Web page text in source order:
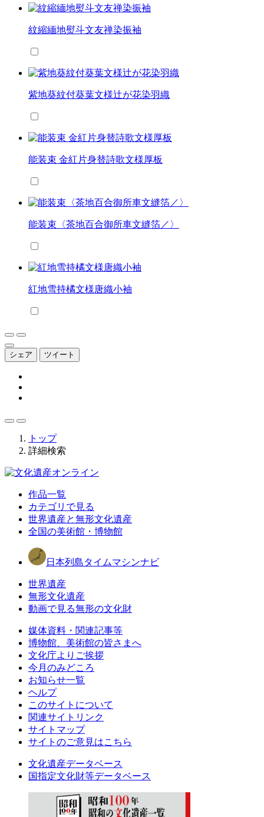
紋縮緬地熨斗文友禅染振袖
紫地葵紋付葵葉文様辻が花染羽織
能装束 金紅片身替詩歌文様厚板
能装束〈茶地百合御所車文縫箔／〉
紅地雪持橘文様唐織小袖
シェア ツイート
トップ
詳細検索
作品一覧
カテゴリで見る
世界遺産と無形文化遺産
全国の美術館・博物館
日本列島タイムマシンナビ
世界遺産
無形文化遺産
動画で見る無形の文化財
媒体資料・関連記事等
博物館、美術館の皆さまへ
文化庁よりご挨拶
今月のみどころ
お知らせ一覧
ヘルプ
このサイトについて
関連サイトリンク
サイトマップ
サイトのご意見はこちら
文化遺産データベース
国指定文化財等データベース